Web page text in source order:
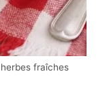
fraîches